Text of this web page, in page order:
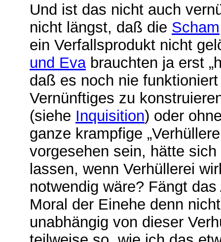
Und ist das nicht auch
nicht längst, daß die Scham
ein Verfallsprodukt nicht
und Evabrauchten ja erst
daß es noch nie
Vernünftiges zu
(siehe Inquisition) oder
ganze krampfige
vorgesehen sein, hätte
lassen, wenn Verhüllerei
notwendig wäre? Fängt
Moral der Einehe denn
unabhängig von dieser